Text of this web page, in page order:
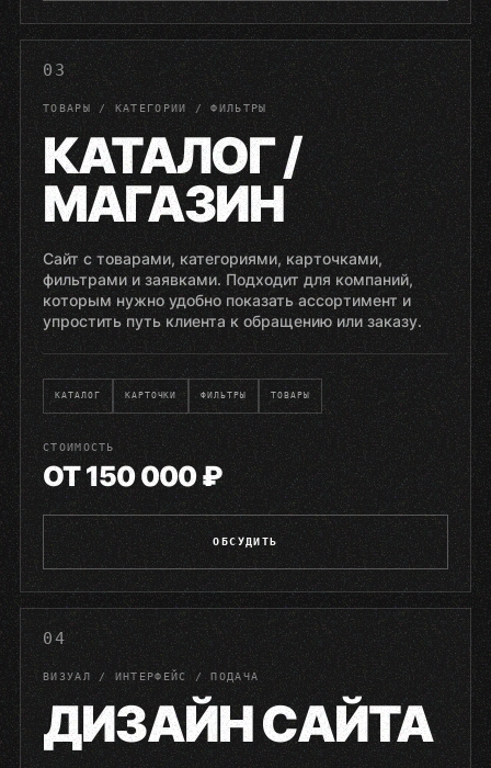
03
ТОВАРЫ / КАТЕГОРИИ / ФИЛЬТРЫ
КАТАЛОГ /
МАГАЗИН
Сайт с товарами, категориями, карточками,
фильтрами и заявками. Подходит для компаний,
которым нужно удобно показать ассортимент и
упростить путь клиента к обращению или заказу.
КАТАЛОГ КАРТОЧКИ ФИЛЬТРЫ ТОВАРЫ
СТОИМОСТЬ
ОТ 150 000 ₽
ОБСУДИТЬ
04
ВИЗУАЛ / ИНТЕРФЕЙС / ПОДАЧА
ДИЗАЙН САЙТА